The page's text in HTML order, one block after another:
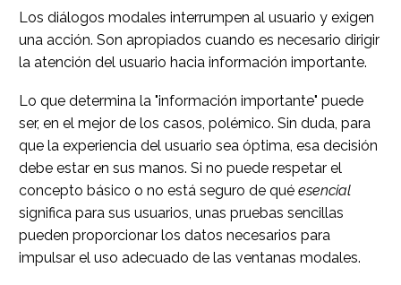
Los diálogos modales interrumpen al usuario y exigen
una acción. Son apropiados cuando es necesario dirigir
la atención del usuario hacia información importante.
Lo que determina la "información importante" puede
ser, en el mejor de los casos, polémico. Sin duda, para
que la experiencia del usuario sea óptima, esa decisión
debe estar en sus manos. Si no puede respetar el
concepto básico o no está seguro de qué esencial
significa para sus usuarios, unas pruebas sencillas
pueden proporcionar los datos necesarios para
impulsar el uso adecuado de las ventanas modales.